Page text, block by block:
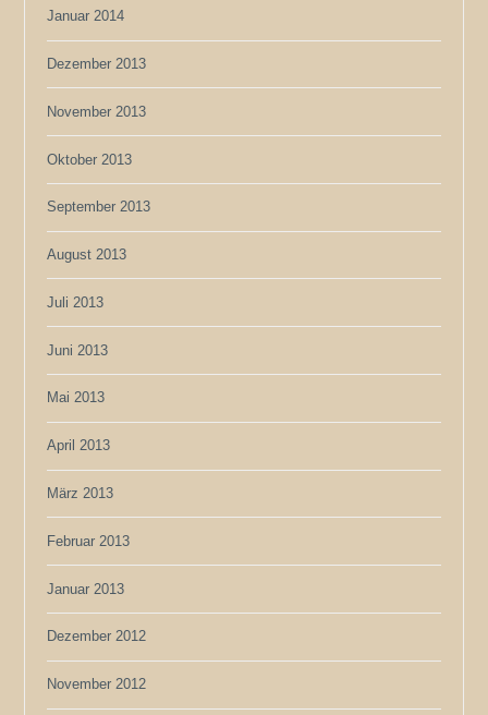
Januar 2014
Dezember 2013
November 2013
Oktober 2013
September 2013
August 2013
Juli 2013
Juni 2013
Mai 2013
April 2013
März 2013
Februar 2013
Januar 2013
Dezember 2012
November 2012